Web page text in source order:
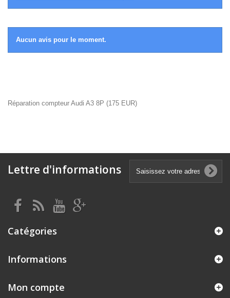
Aucun avis pour le moment.
Réparation compteur Audi A3 8P (175 EUR)
Lettre d'informations
Catégories
Informations
Mon compte